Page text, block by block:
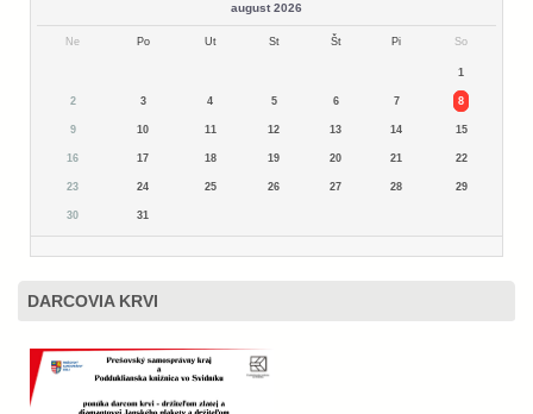
august 2026
Ne Po Ut St Št Pi So
1
2 3 4 5 6 7 8
9 10 11 12 13 14 15
16 17 18 19 20 21 22
23 24 25 26 27 28 29
30 31
DARCOVIA KRVI